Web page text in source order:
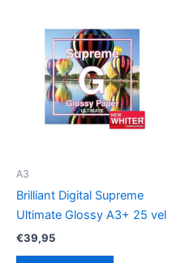
A3
Brilliant Digital Supreme
Ultimate Glossy A3+ 25 vel
€39,95